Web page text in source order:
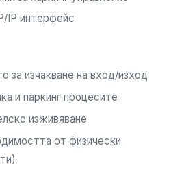
IP интерфейс
за изчакване на вход/изход
и паркинг процесите
изживяване
от физически